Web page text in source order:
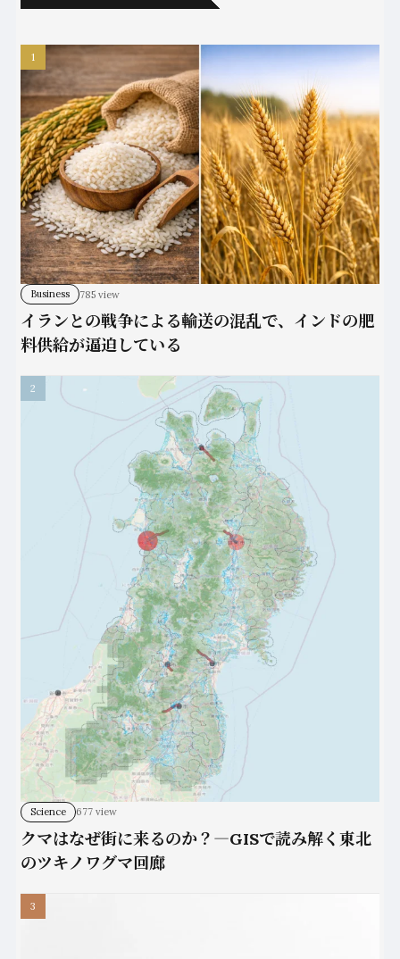
Business 785 view
イランとの戦争による輸送の混乱で、インドの肥
料供給が逼迫している
Science 677 view
クマはなぜ街に来るのか？―GISで読み解く東北
のツキノワグマ回廊